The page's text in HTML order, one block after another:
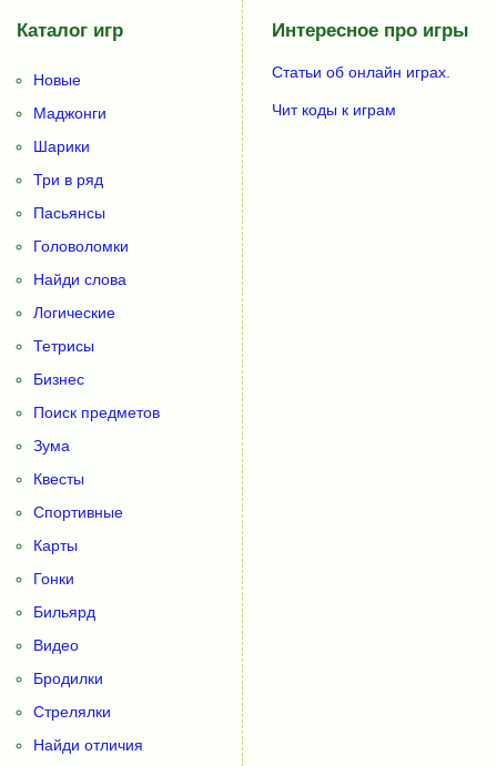
Каталог игр
Новые
Маджонги
Шарики
Три в ряд
Пасьянсы
Головоломки
Найди слова
Логические
Тетрисы
Бизнес
Поиск предметов
Зума
Квесты
Спортивные
Карты
Гонки
Бильярд
Видео
Бродилки
Стрелялки
Найди отличия
Интересное про игры
Статьи об онлайн играх.
Чит коды к играм